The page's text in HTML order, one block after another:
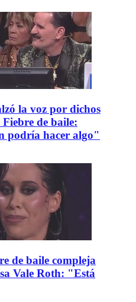
la voz por dichos
de baile:
podría hacer algo"
de baile compleja
Vale Roth: "Está